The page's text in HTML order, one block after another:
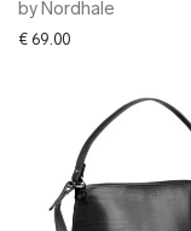
by Nordhale
€ 69.00